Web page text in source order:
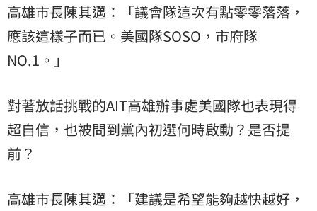
高雄市長陳其邁：「議會隊這次有點零零落落，
應該這樣子而已。美國隊SOSO，市府隊
NO.1。」
對著放話挑戰的AIT高雄辦事處美國隊也表現得
超自信，也被問到黨內初選何時啟動？是否提
前？
高雄市長陳其邁：「建議是希望能夠越快越好，